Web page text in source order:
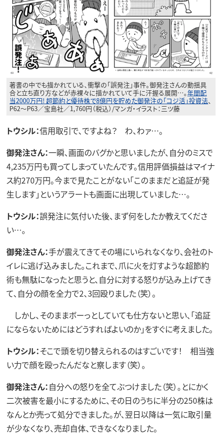
著書の中でも描かれている、衝撃の「誤発注」事件。御発注さんの動揺具
合と立ち直り方などが赤裸々に描かれていて手に汗握る展開…。年間配
当2000万円! 超節約と優待株で8億円を貯めた御発注の「コジ活」投資法、
P62～P63／宝島社／1,760円（税込）/マンガ・イラスト：三ツ藤
トウシル：信用取引で、ですよね？ わ、わァ…。
御発注さん：一瞬、画面のバグかと思いましたが、自分のミスで
4,235万円も買ってしまっていたんです。信用評価損益はマイナ
ス約270万円。今まで見たことがない「このままだと追証が発
生します」というアラートも画面に出現していました…。
トウシル：誤発注に気付いた後、まず何をしたか教えてくださ
い…。
御発注さん：手が震えてきてその場にいられなくなり、会社のト
イレに逃げ込みました。これまで、爪に火を灯すような超節約
術も無駄になったと思うと、自分に対する怒りが込み上げてき
て、自分の顔を全力で2、3回殴りました（笑）。
しかし、そのままボーっとしていても仕方ないと思い、「追証
にならないためにはどうすればよいのか」をすぐに考えました。
トウシル：そこで頭を切り替えられるのはすごいです！ 相当強
い力で顔を殴ったんだなと察します（笑）。
御発注さん：自分への怒りを全てぶつけました（笑）。とにかく
二次被害を最小にするために、その日のうちに半分の250株は
なんとか売って処分できました。が、翌日以降は一気に取引量
が少なくなり、売却自体、できなくなりました。